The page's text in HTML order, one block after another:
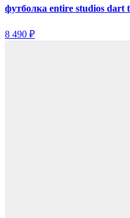
футболка entire studios dart
8 490 ₽